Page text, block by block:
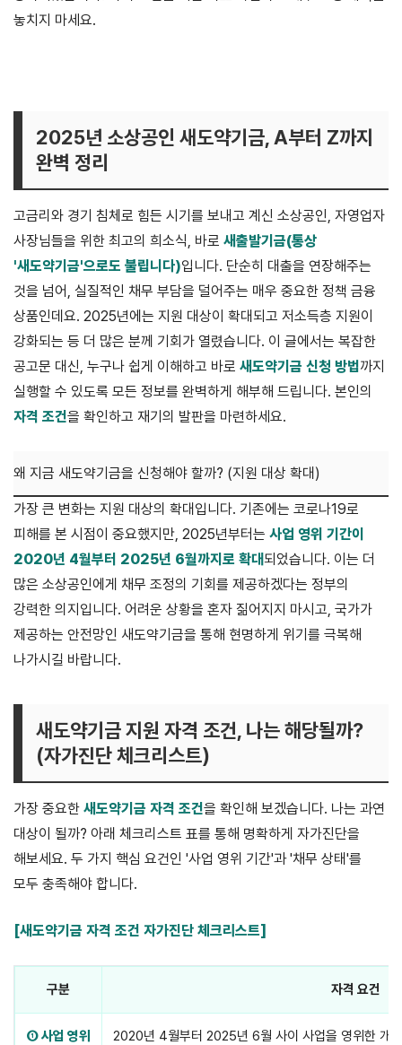
놓치지 마세요.
2025년 소상공인 새도약기금, A부터 Z까지
완벽 정리
고금리와 경기 침체로 힘든 시기를 보내고 계신 소상공인, 자영업자
사장님들을 위한 최고의 희소식, 바로 새출발기금(통상
'새도약기금'으로도 불립니다)입니다. 단순히 대출을 연장해주는
것을 넘어, 실질적인 채무 부담을 덜어주는 매우 중요한 정책 금융
상품인데요. 2025년에는 지원 대상이 확대되고 저소득층 지원이
강화되는 등 더 많은 분께 기회가 열렸습니다. 이 글에서는 복잡한
공고문 대신, 누구나 쉽게 이해하고 바로 새도약기금 신청 방법까지
실행할 수 있도록 모든 정보를 완벽하게 해부해 드립니다. 본인의
자격 조건을 확인하고 재기의 발판을 마련하세요.
왜 지금 새도약기금을 신청해야 할까? (지원 대상 확대)
가장 큰 변화는 지원 대상의 확대입니다. 기존에는 코로나19로
피해를 본 시점이 중요했지만, 2025년부터는 사업 영위 기간이
2020년 4월부터 2025년 6월까지로 확대되었습니다. 이는 더
많은 소상공인에게 채무 조정의 기회를 제공하겠다는 정부의
강력한 의지입니다. 어려운 상황을 혼자 짊어지지 마시고, 국가가
제공하는 안전망인 새도약기금을 통해 현명하게 위기를 극복해
나가시길 바랍니다.
새도약기금 지원 자격 조건, 나는 해당될까?
(자가진단 체크리스트)
가장 중요한 새도약기금 자격 조건을 확인해 보겠습니다. 나는 과연
대상이 될까? 아래 체크리스트 표를 통해 명확하게 자가진단을
해보세요. 두 가지 핵심 요건인 '사업 영위 기간'과 '채무 상태'를
모두 충족해야 합니다.
[새도약기금 자격 조건 자가진단 체크리스트]
구분 자격 요건
① 사업 영위 2020년 4월부터 2025년 6월 사이 사업을 영위한 개